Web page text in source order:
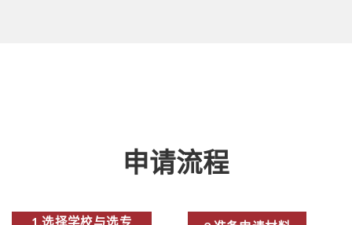
申请流程
1.选择学校与选专